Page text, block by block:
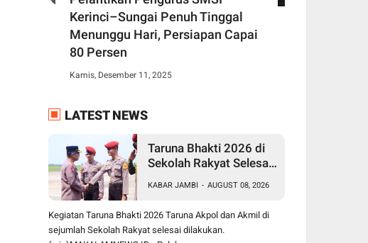
Kerinci–Sungai Penuh Tinggal
Menunggu Hari, Persiapan Capai
80 Persen
Kamis, Desember 11, 2025
LATEST NEWS
Taruna Bhakti 2026 di
Sekolah Rakyat Selesai,
Menggunakan Hercules
A-7305
KABAR JAMBI - AUGUST 08, 2026
Kegiatan Taruna Bhakti 2026 Taruna Akpol dan Akmil di
sejumlah Sekolah Rakyat selesai dilakukan.